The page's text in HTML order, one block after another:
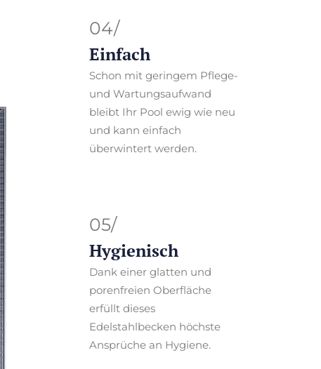
04/
Einfach
Schon mit geringem Pflege-
und Wartungsaufwand
bleibt Ihr Pool ewig wie neu
und kann einfach
überwintert werden.
05/
Hygienisch
Dank einer glatten und
porenfreien Oberfläche
erfüllt dieses
Edelstahlbecken höchste
Ansprüche an Hygiene.